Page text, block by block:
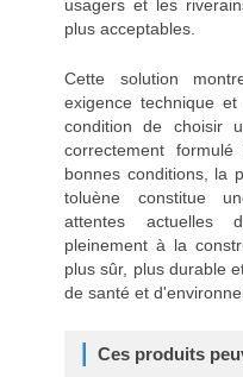
usagers et les
plus acceptables.
Cette solution
exigence technique
condition de choisir
correctement
bonnes conditions, la
toluène constitue
attentes actuelles
pleinement à la
plus sûr, plus durable
de santé et
Ces produits